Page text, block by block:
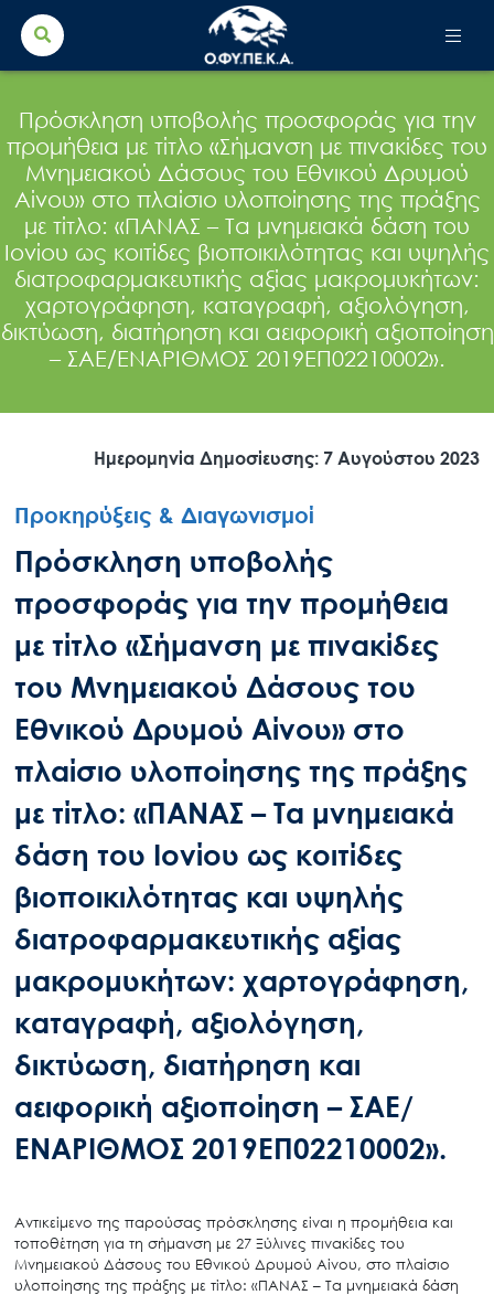
Search
for:
Πρόσκληση υποβολής προσφοράς για την
προμήθεια με τίτλο «Σήμανση με πινακίδες του
Μνημειακού Δάσους του Εθνικού Δρυμού
Αίνου» στο πλαίσιο υλοποίησης της πράξης
με τίτλο: «ΠΑΝΑΣ – Τα μνημειακά δάση του
Ιονίου ως κοιτίδες βιοποικιλότητας και υψηλής
διατροφαρμακευτικής αξίας μακρομυκήτων:
χαρτογράφηση, καταγραφή, αξιολόγηση,
δικτύωση, διατήρηση και αειφορική αξιοποίηση
– ΣΑΕ/ΕΝΑΡΙΘΜΟΣ 2019ΕΠ02210002».
Ημερομηνία Δημοσίευσης: 7 Αυγούστου 2023
Προκηρύξεις & Διαγωνισμοί
Πρόσκληση υποβολής
προσφοράς για την προμήθεια
με τίτλο «Σήμανση με πινακίδες
του Μνημειακού Δάσους του
Εθνικού Δρυμού Αίνου» στο
πλαίσιο υλοποίησης της πράξης
με τίτλο: «ΠΑΝΑΣ – Τα μνημειακά
δάση του Ιονίου ως κοιτίδες
βιοποικιλότητας και υψηλής
διατροφαρμακευτικής αξίας
μακρομυκήτων: χαρτογράφηση,
καταγραφή, αξιολόγηση,
δικτύωση, διατήρηση και
αειφορική αξιοποίηση – ΣΑΕ/
ΕΝΑΡΙΘΜΟΣ 2019ΕΠ02210002».
Αντικείμενο της παρούσας πρόσκλησης είναι η προμήθεια και
τοποθέτηση για τη σήμανση με 27 Ξύλινες πινακίδες του
Μνημειακού Δάσους του Εθνικού Δρυμού Αίνου, στο πλαίσιο
υλοποίησης της πράξης με τίτλο: «ΠΑΝΑΣ – Τα μνημειακά δάση